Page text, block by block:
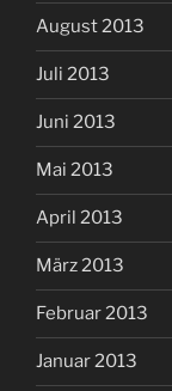
August 2013
Juli 2013
Juni 2013
Mai 2013
April 2013
März 2013
Februar 2013
Januar 2013